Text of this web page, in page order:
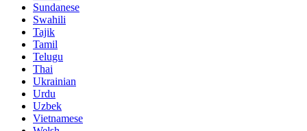
Sundanese
Swahili
Tajik
Tamil
Telugu
Thai
Ukrainian
Urdu
Uzbek
Vietnamese